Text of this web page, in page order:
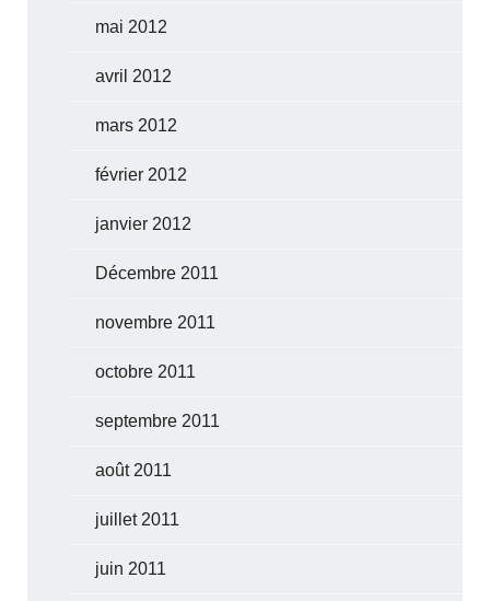
mai 2012
avril 2012
mars 2012
février 2012
janvier 2012
Décembre 2011
novembre 2011
octobre 2011
septembre 2011
août 2011
juillet 2011
juin 2011